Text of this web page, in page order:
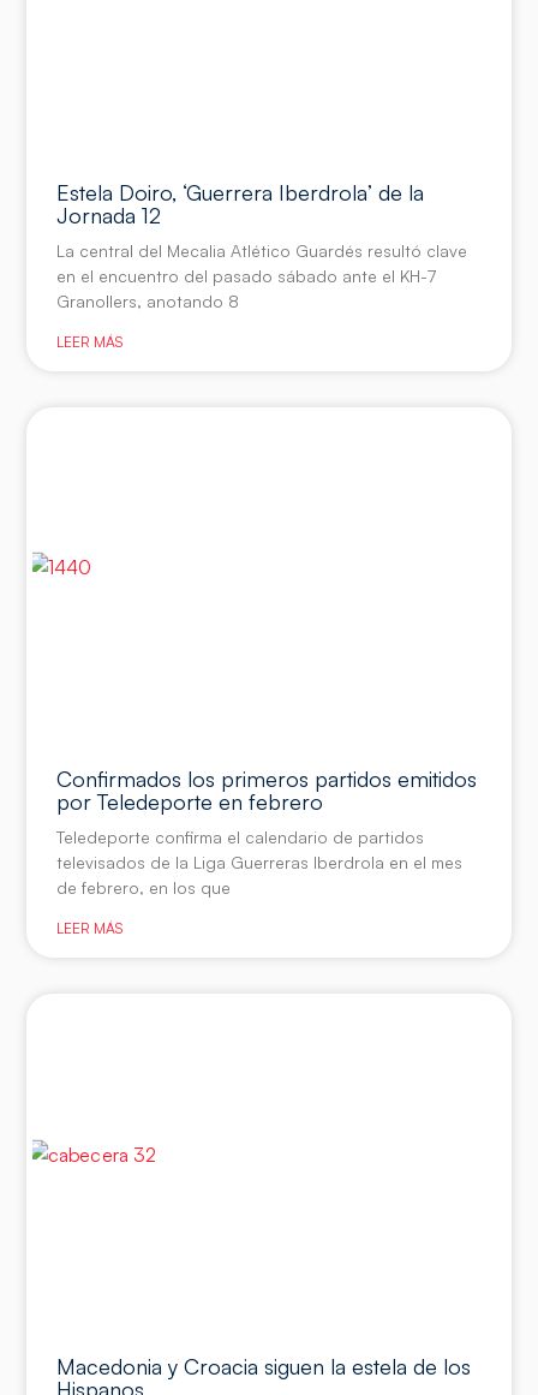
Estela Doiro, ‘Guerrera Iberdrola’ de la
Jornada 12
La central del Mecalia Atlético Guardés resultó clave
en el encuentro del pasado sábado ante el KH-7
Granollers, anotando 8
LEER MÁS
Confirmados los primeros partidos emitidos
por Teledeporte en febrero
Teledeporte confirma el calendario de partidos
televisados de la Liga Guerreras Iberdrola en el mes
de febrero, en los que
LEER MÁS
Macedonia y Croacia siguen la estela de los
Hispanos